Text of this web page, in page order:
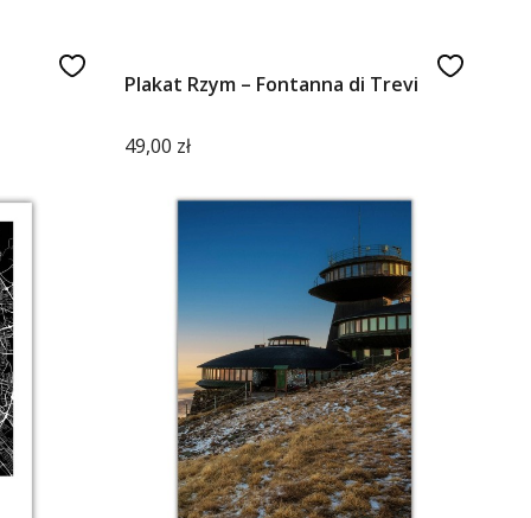
Plakat Rzym – Fontanna di Trevi
Cena
49,00 zł